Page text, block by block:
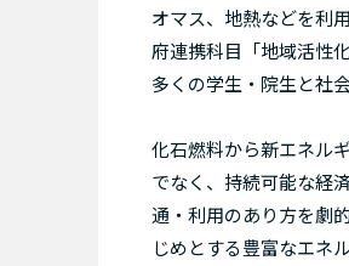
オマス、地熱などを利
府連携科目「地域活性
多くの学生・院生と社
化石燃料から新エネル
でなく、持続可能な経
通・利用のあり方を劇
じめとする豊富なエネ